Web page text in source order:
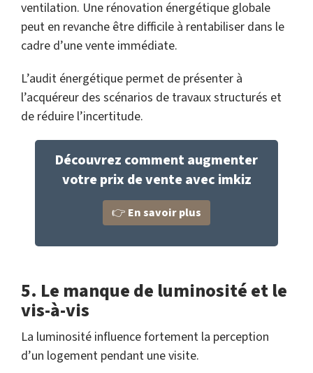
ventilation. Une rénovation énergétique globale
peut en revanche être difficile à rentabiliser dans le
cadre d’une vente immédiate.
L’audit énergétique permet de présenter à
l’acquéreur des scénarios de travaux structurés et
de réduire l’incertitude.
Découvrez comment augmenter
votre prix de vente avec imkiz
👉 En savoir plus
5. Le manque de luminosité et le
vis-à-vis
La luminosité influence fortement la perception
d’un logement pendant une visite.